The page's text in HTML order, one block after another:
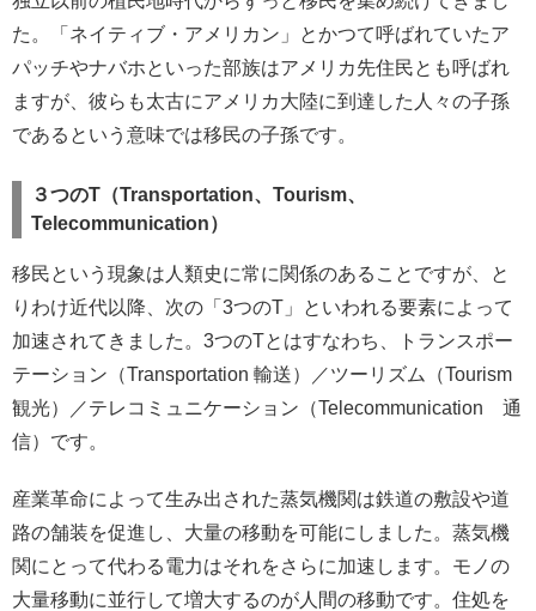
た。「ネイティブ・アメリカン」とかつて呼ばれていたア
パッチやナバホといった部族はアメリカ先住民とも呼ばれ
ますが、彼らも太古にアメリカ大陸に到達した人々の子孫
であるという意味では移民の子孫です。
３つのT（Transportation、Tourism、
Telecommunication）
移民という現象は人類史に常に関係のあることですが、と
りわけ近代以降、次の「3つのT」といわれる要素によって
加速されてきました。3つのTとはすなわち、トランスポー
テーション（Transportation 輸送）／ツーリズム（Tourism
観光）／テレコミュニケーション（Telecommunication 通
信）です。
産業革命によって生み出された蒸気機関は鉄道の敷設や道
路の舗装を促進し、大量の移動を可能にしました。蒸気機
関にとって代わる電力はそれをさらに加速します。モノの
大量移動に並行して増大するのが人間の移動です。住処を